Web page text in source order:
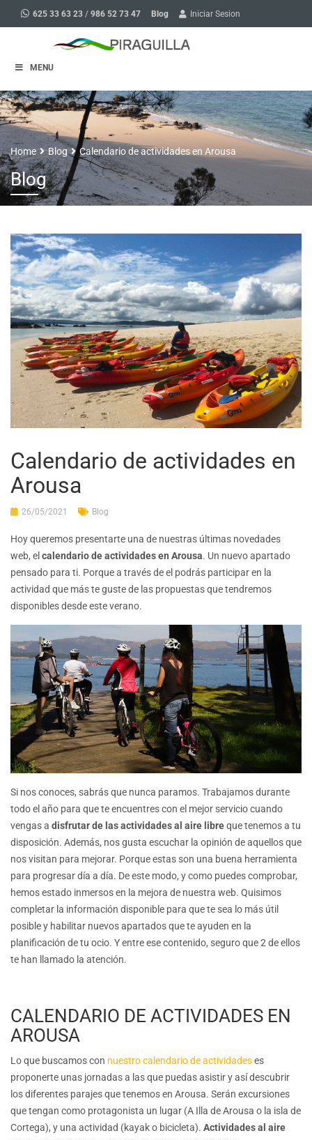
625 33 63 23 / 986 52 73 47 Blog Iniciar Sesion
MENU
Home Blog Calendario de actividades en Arousa
Blog
Calendario de actividades en
Arousa
26/05/2021 Blog
Hoy queremos presentarte una de nuestras últimas novedades
web, el calendario de actividades en Arousa. Un nuevo apartado
pensado para ti. Porque a través de el podrás participar en la
actividad que más te guste de las propuestas que tendremos
disponibles desde este verano.
Si nos conoces, sabrás que nunca paramos. Trabajamos durante
todo el año para que te encuentres con el mejor servicio cuando
vengas a disfrutar de las actividades al aire libreque tenemos a tu
disposición. Además, nos gusta escuchar la opinión de aquellos que
nos visitan para mejorar. Porque estas son una buena herramienta
para progresar día a día. De este modo, y como puedes comprobar,
hemos estado inmersos en la mejora de nuestra web. Quisimos
completar la información disponible para que te sea lo más útil
posible y habilitar nuevos apartados que te ayuden en la
planificación de tu ocio. Y entre ese contenido, seguro que 2 de ellos
te han llamado la atención.
CALENDARIO DE ACTIVIDADES EN
AROUSA
Lo que buscamos con nuestro calendario de actividadeses
proponerte unas jornadas a las que puedas asistir y así descubrir
los diferentes parajes que tenemos en Arousa. Serán excursiones
que tengan como protagonista un lugar (A Illa de Arousa o la isla de
Cortega), y una actividad (kayak o bicicleta). Actividades al aire